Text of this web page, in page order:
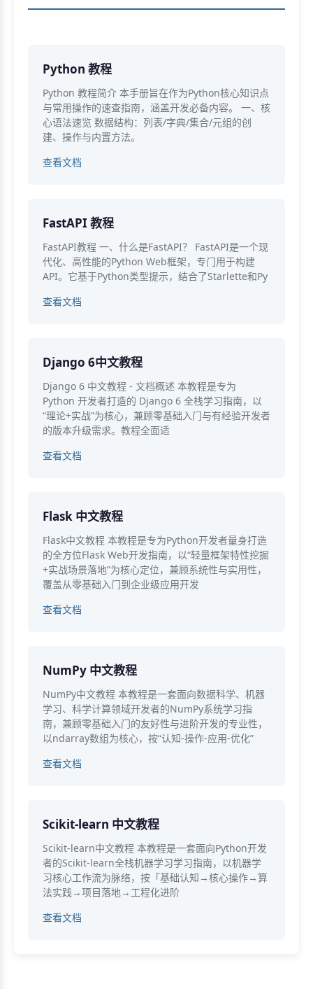
Python 教程
Python 教程简介 本手册旨在作为Python核心知识点
与常用操作的速查指南，涵盖开发必备内容。 一、核
心语法速览 数据结构：列表/字典/集合/元组的创
建、操作与内置方法。
查看文档
FastAPI 教程
FastAPI教程 一、什么是FastAPI？ FastAPI是一个现
代化、高性能的Python Web框架，专门用于构建
API。它基于Python类型提示，结合了Starlette和Py
查看文档
Django 6中文教程
Django 6 中文教程 - 文档概述 本教程是专为
Python 开发者打造的 Django 6 全栈学习指南，以
“理论+实战”为核心，兼顾零基础入门与有经验开发者
的版本升级需求。教程全面适
查看文档
Flask 中文教程
Flask中文教程 本教程是专为Python开发者量身打造
的全方位Flask Web开发指南，以“轻量框架特性挖掘
+实战场景落地”为核心定位，兼顾系统性与实用性，
覆盖从零基础入门到企业级应用开发
查看文档
NumPy 中文教程
NumPy中文教程 本教程是一套面向数据科学、机器
学习、科学计算领域开发者的NumPy系统学习指
南，兼顾零基础入门的友好性与进阶开发的专业性，
以ndarray数组为核心，按“认知-操作-应用-优化”
查看文档
Scikit-learn 中文教程
Scikit-learn中文教程 本教程是一套面向Python开发
者的Scikit-learn全栈机器学习学习指南，以机器学
习核心工作流为脉络，按「基础认知→核心操作→算
法实践→项目落地→工程化进阶
查看文档